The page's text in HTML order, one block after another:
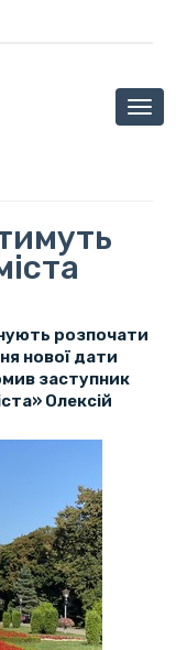
розпочати
нової дати
заступник
Олексій